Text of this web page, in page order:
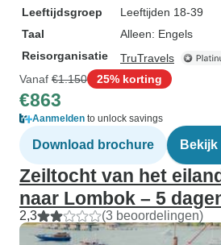
Leeftijdsgroep
Leeftijden 18-39
Taal
Alleen: Engels
Reisorganisatie
TruTravels
Vanaf €1.150 25% korting
€863
Aanmelden to unlock savings
Download brochure Bekijk
Zeiltocht van het
naar Lombok – 5
2,3 (3 beoordelingen)